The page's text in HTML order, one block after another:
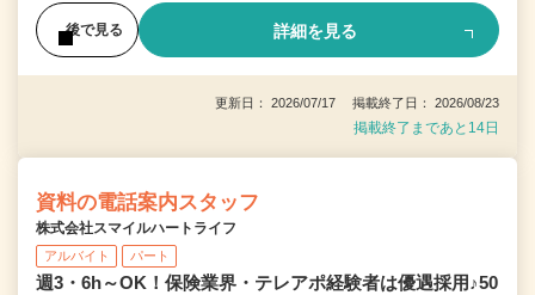
後で見る 詳細を見る
更新日： 2026/07/17 掲載終了日： 2026/08/23
掲載終了まであと14日
資料の電話案内スタッフ
株式会社スマイルハートライフ
アルバイト パート
週3・6h～OK！保険業界・テレアポ経験者は優遇採用♪50